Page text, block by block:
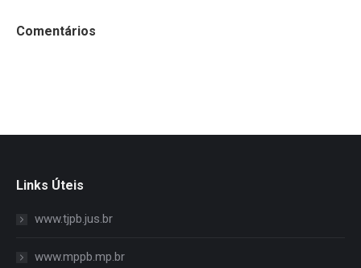
Comentários
Links Úteis
www.tjpb.jus.br
www.mppb.mp.br